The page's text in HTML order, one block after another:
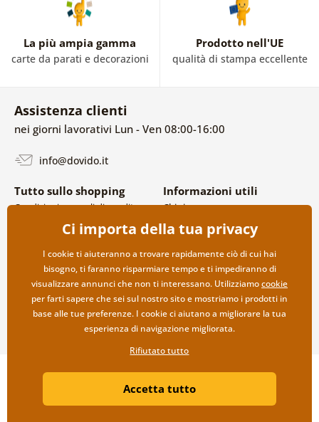
La più ampia gamma
carte da parati e decorazioni
Prodotto nell'UE
qualità di stampa eccellente
Assistenza clienti
nei giorni lavorativi Lun - Ven 08:00-16:00
info@dovido.it
Tutto sullo shopping
Condizioni generali di vendita e
Politica sulla privacy
Opzioni di spedizione e
pagamento
Reso della merce
Informazioni utili
Chi siamo
FAQ
Contatti
Collaborazione all’ingrosso
Copyright ©2019 © Dovido.it.
Litvanyi.sk| Negozio online creato da
Ci importa della tua privacy
I cookie ti aiuteranno a trovare rapidamente ciò di cui hai
bisogno, ti faranno risparmiare tempo e ti impediranno di
visualizzare annunci che non ti interessano. Utilizziamocookie
per farti sapere che sei sul nostro sito e mostriamo i prodotti in
base alle tue preferenze. I cookie ci aiutano a migliorare la tua
esperienza di navigazione migliorata.
Rifiutato tutto
Accetta tutto